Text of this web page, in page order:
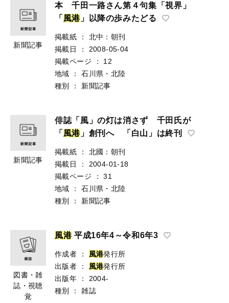
新聞記事
本 千田一路さん第４句集「視界」
「 風港」以降の歩みたどる
掲載紙 ：
北中：朝刊
掲載日
：
2008-05-04
掲載ページ
：
12
地域
：
石川県・北陸
種別
： 新聞記事
新聞記事
俳誌「風」の灯は消さず 千田氏が
「 風港」創刊へ 「白山」は終刊
掲載紙 ：
北國：朝刊
掲載日
：
2004-01-18
掲載ページ
：
31
地域
：
石川県・北陸
種別
： 新聞記事
図書・雑
誌・視聴
覚
風港平成16年4～令和6年3
作成者 ： 風港発行所
出版者
： 風港発行所
出版年
：
2004-
種別
： 雑誌